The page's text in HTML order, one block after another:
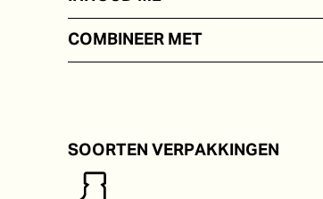
COMBINEER MET
SOORTEN VERPAKKINGEN